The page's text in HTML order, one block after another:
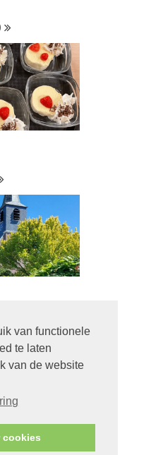
van functionele
te laten
van de website
cookies Hurdegaryp